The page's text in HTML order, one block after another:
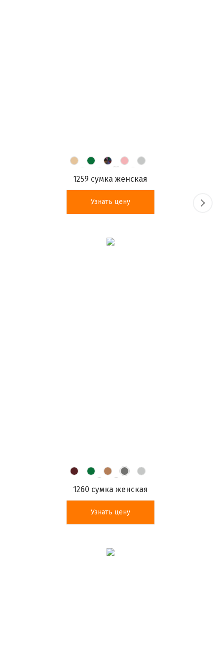
1259 сумка женская
Узнать цену
1260 сумка женская
Узнать цену